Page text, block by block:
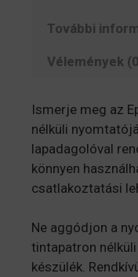
További
Vélemények
Ismerje meg az
nélküli
lapadagolóval
könnyen
csatlakoztatási
Ne aggódjon a
tintapatron
készülék.